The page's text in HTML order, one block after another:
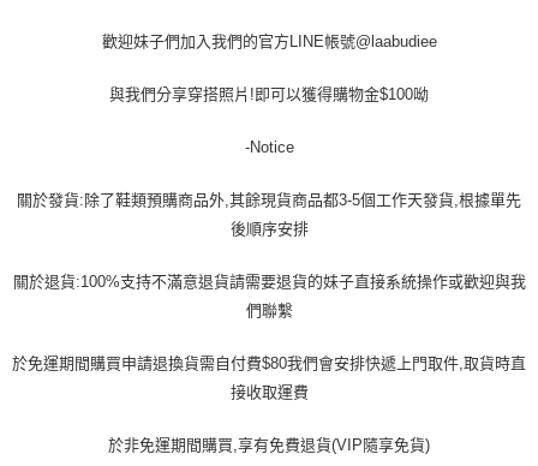
歡迎妹子們加入我們的官方LINE帳號@laabudiee
與我們分享穿搭照片!即可以獲得購物金$100呦
-Notice
關於發貨:除了鞋類預購商品外,其餘現貨商品都3-5個工作天發貨,根據單先
後順序安排
關於退貨:100%支持不滿意退貨請需要退貨的妹子直接系統操作或歡迎與我
們聯繫
於免運期間購買申請退換貨需自付費$80我們會安排快遞上門取件,取貨時直
接收取運費
於非免運期間購買,享有免費退貨(VIP隨享免貨)